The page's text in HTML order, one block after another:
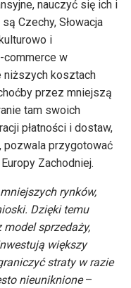
nauczyć się ich i
Czechy, Słowacja
i
commerce w
niższych kosztach
przez mniejszą
tam swoich
płatności i dostaw,
pozwala przygotować
Zachodniej.
rynków,
Dzięki temu
sprzedaży,
większy
straty w razie
nieuniknione–